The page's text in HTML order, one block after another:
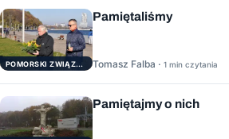
POMORSKI ZWIĄZEK ŻEGLARSKI
Pamiętaliśmy
Tomasz Falba · 1 min czytania
Pamiętajmy o nich